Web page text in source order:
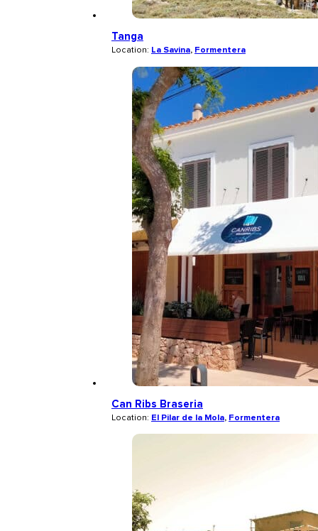
Tanga
Location: La Savina, Formentera
Can Ribs Braseria
Location: El Pilar de la Mola, Formentera